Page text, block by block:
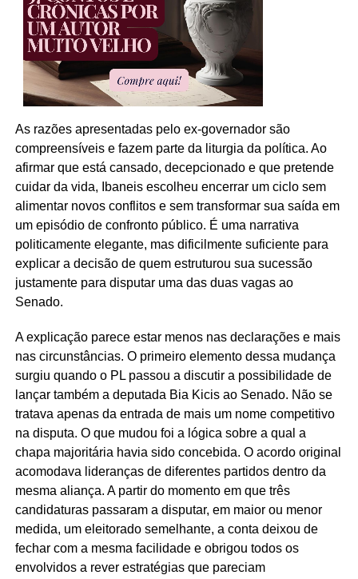
As razões apresentadas pelo ex-governador são
compreensíveis e fazem parte da liturgia da política. Ao
afirmar que está cansado, decepcionado e que pretende
cuidar da vida, Ibaneis escolheu encerrar um ciclo sem
alimentar novos conflitos e sem transformar sua saída em
um episódio de confronto público. É uma narrativa
politicamente elegante, mas dificilmente suficiente para
explicar a decisão de quem estruturou sua sucessão
justamente para disputar uma das duas vagas ao
Senado.
A explicação parece estar menos nas declarações e mais
nas circunstâncias. O primeiro elemento dessa mudança
surgiu quando o PL passou a discutir a possibilidade de
lançar também a deputada Bia Kicis ao Senado. Não se
tratava apenas da entrada de mais um nome competitivo
na disputa. O que mudou foi a lógica sobre a qual a
chapa majoritária havia sido concebida. O acordo original
acomodava lideranças de diferentes partidos dentro da
mesma aliança. A partir do momento em que três
candidaturas passaram a disputar, em maior ou menor
medida, um eleitorado semelhante, a conta deixou de
fechar com a mesma facilidade e obrigou todos os
envolvidos a rever estratégias que pareciam